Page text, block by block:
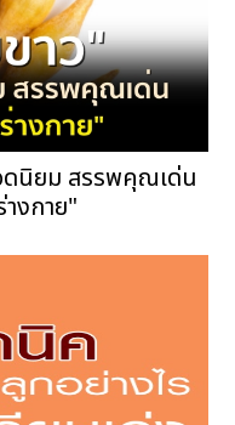
ดนิยม สรรพคุณเด่น
งกาย"